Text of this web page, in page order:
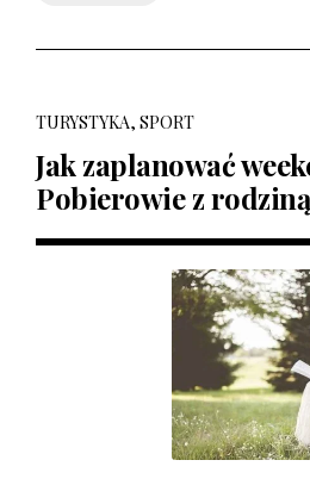
TURYSTYKA, SPORT
Jak zaplanować
Pobierowie z rodziną